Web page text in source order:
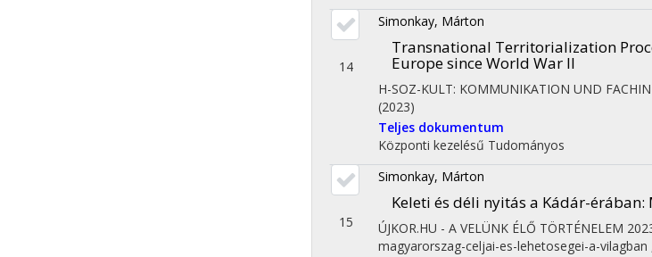
14
Simonkay, Márton
Transnational Territorialization
Europe since World War II
H-SOZ-KULT: KOMMUNIKATION UND
(2023)
Teljes dokumentum
Központi kezelésű Tudományos
15
Simonkay, Márton
Keleti és déli nyitás a Kádár-
ÚJKOR.HU - A VELÜNK ÉLŐ TÖRTÉNELEM
magyarorszag-celjai-es-lehetosegei-a-vilagban